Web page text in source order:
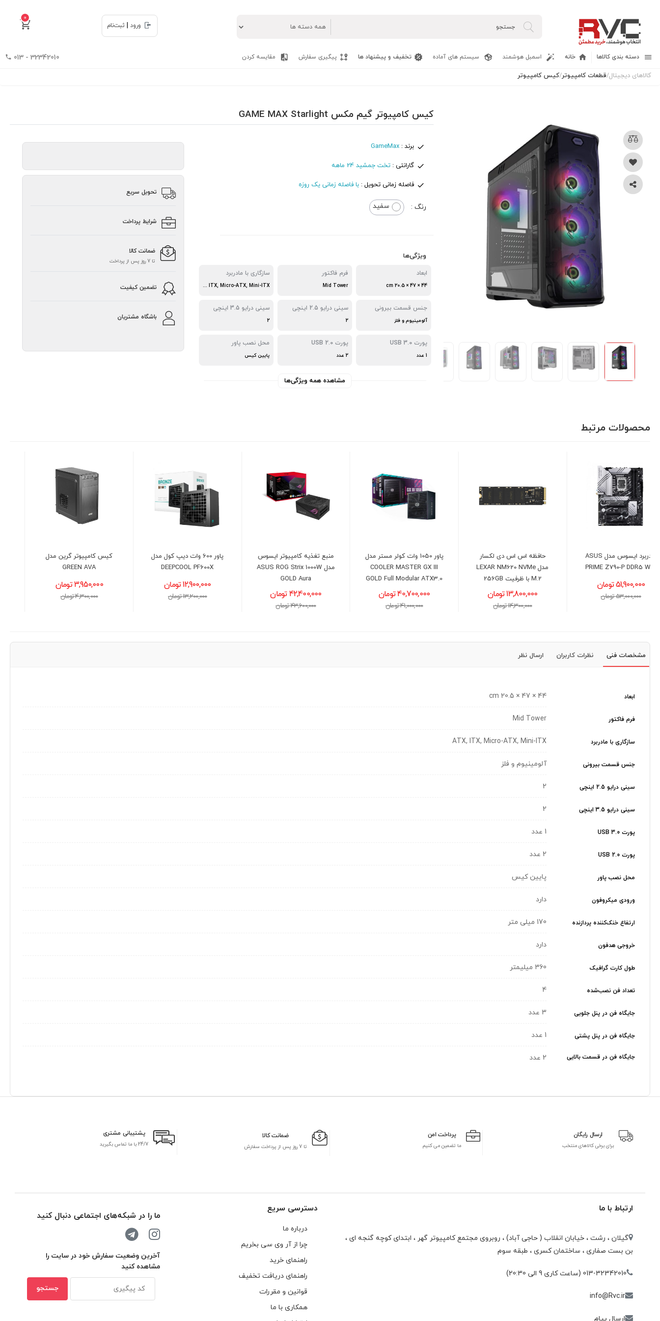
0
ورود
ثبت‌نام
دسته بندی کالاها خانه اسمبل هوشمند سیستم های آماده تخفیف و پیشنهاد ها پیگیری سفارش مقایسه کردن 32342010 - 013
کالاهای دیجیتال/قطعات کامپیوتر/کیس کامپیوتر
کیس کامپیوتر گیم مکس GAME MAX Starlight
برند : GameMax
گارانتی : تخت جمشید 24 ماهه
فاصله زمانی تحویل : با فاصله زمانی یک روزه
رنگ : سفید
ویژگی‌ها
ابعاد
44 × 47 × 20.5 cm
فرم فاکتور
Mid Tower
سازگاری با مادربرد
ATX, ITX, Micro-ATX, Mini-ITX
جنس قسمت بیرونی
آلومینیوم و فلز
سینی درایو 2.5 اینچی
2
سینی درایو 3.5 اینچی
2
پورت USB 3.0
1 عدد
پورت USB 2.0
2 عدد
محل نصب پاور
پایین کیس
مشاهده همه ویژگی‌ها
تحویل سریع
شرایط پرداخت
ضمانت کالا
تا 7 روز پس از پرداخت
تضمین کیفیت
باشگاه مشتریان
محصولات مرتبط
حافظه اس اس دی لکسار
مدل LEXAR NM620 NVMe
13,800,000 تومان
پاور 1050 وات کولر مستر مدل
COOLER MASTER GX III
GOLD Full Modular ATX3.0
40,700,000 تومان
41,000,000 تومان
منبع تغذیه کامپیوتر ایسوس
مدل ASUS ROG Strix 1000W
GOLD Aura
42,400,000 تومان
43,600,000 تومان
پاور 600 وات دیپ کول مدل
DEEPCOOL PF600X
13,200,000 تومان
کیس کامپیوتر گرین مدل
GREEN AVA
3,950,000 تومان
4,300,000 تومان
کیس گیمینگ ام اس آی
مدل MSI MAG FORGE 321R
13,200,000 تومان
مشخصات فنی نظرات کاربران ارسال نظر
ابعاد 44 × 47 × 20.5 cm
فرم فاکتور Mid Tower
سازگاری با مادربرد ATX, ITX, Micro-ATX, Mini-ITX
جنس قسمت بیرونی آلومینیوم و فلز
سینی درایو 2.5 اینچی 2
سینی درایو 3.5 اینچی 2
پورت USB 3.0 1 عدد
پورت USB 2.0 2 عدد
محل نصب پاور پایین کیس
ورودی میکروفون دارد
ارتفاع خنک‌کننده پردازنده 170 میلی متر
خروجی هدفون دارد
طول کارت گرافیک 360 میلیمتر
تعداد فن نصب‌شده 4
جایگاه فن در پنل جلویی 3 عدد
جایگاه فن در پنل پشتی 1 عدد
جایگاه فن در قسمت بالایی 2 عدد
ارسال رایگان
برای برخی کالاهای منتخب
پرداخت امن
ما تضمین می کنیم
ضمانت کالا
تا 7 روز پس از پرداخت سفارش
پشتیبانی مشتری
24/7 با ما تماس بگیرید
ارتباط با ما
گیلان ، رشت ، خيابان انقلاب ( حاجی آباد) ، روبروی مجتمع كامپيوتر گهر ، ابتدای كوچه گنجه ای ،
بن بست صفاری ، ساختمان كسری ، طبقه سوم
013-32342010 (ساعت کاری 9 الی 20:30)
info@Rvc.ir
ارسال پیام
دسترسی سریع
درباره ما
چرا از آر وی سی بخریم
راهنمای خرید
راهنمای دریافت تخفیف
قوانین و مقررات
همکاری با ما
ما را در شبکه‌های اجتماعی دنبال کنید
آخرین وضعیت سفارش خود در سایت را
مشاهده کنید